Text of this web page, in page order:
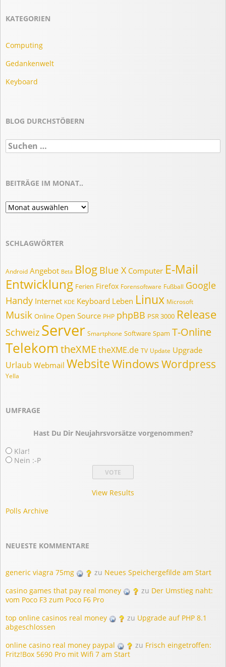
KATEGORIEN
Computing
Gedankenwelt
Keyboard
BLOG DURCHSTÖBERN
Suchen
nach:
BEITRÄGE IM MONAT..
Beiträge
im
SCHLAGWÖRTER
Android Angebot Beta Blog Blue X Computer E-Mail
Entwicklung Ferien Firefox Forensoftware Fußball Google
Handy Internet KDE Keyboard Leben Linux Microsoft
Musik Online Open Source PHP phpBB PSR 3000 Release
Schweiz Server Smartphone Software Spam T-Online
Telekom theXME theXME.de TV Update Upgrade
Urlaub Webmail WebsiteWindowsWordpress
Yella
UMFRAGE
Hast Du Dir Neujahrsvorsätze vorgenommen?
Klar!
Nein :-P
View Results
Polls Archive
NEUESTE KOMMENTARE
generic viagra 75mg zu Neues Speichergefilde am Start
casino games that pay real money
zu Der Umstieg naht:
vom Poco F3 zum Poco F6 Pro
top online casinos real money
zu Upgrade auf PHP 8.1
abgeschlossen
online casino real money paypal
zu Frisch eingetroffen:
Fritz!Box 5690 Pro mit Wifi 7 am Start